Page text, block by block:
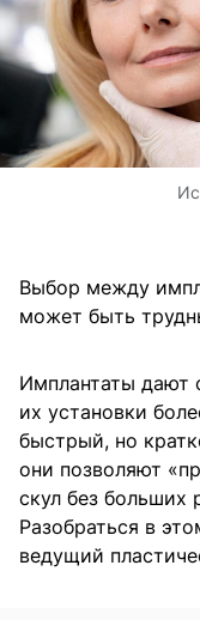
Выбор между
может быть
Имплантаты дают
их установки
быстрый, но
они позволяют
скул без больших
Разобраться в
ведущий